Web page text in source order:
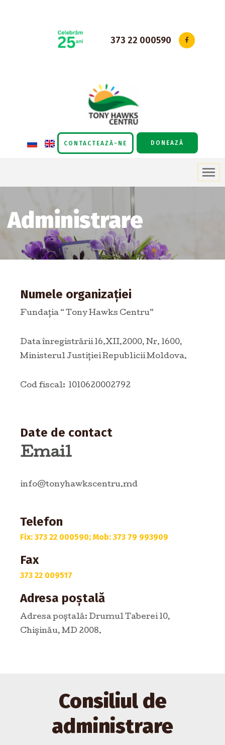
373 22 000590
CONTACTEAZĂ-NE DONEAZĂ
Administrare
Numele organizației
Fundația “ Tony Hawks Centru”
Data înregistrării 16.XII.2000, Nr. 1600,
Ministerul Justiţiei Republicii Moldova.
Cod fiscal: 1010620002792
Date de contact
Email
info@tonyhawkscentru.md
Telefon
Fix: 373 22 000590; Mob: 373 79 993909
Fax
373 22 009517
Adresa poștală
Adresa poștală: Drumul Taberei 10,
Chișinău, MD 2008.
Consiliul de
administrare